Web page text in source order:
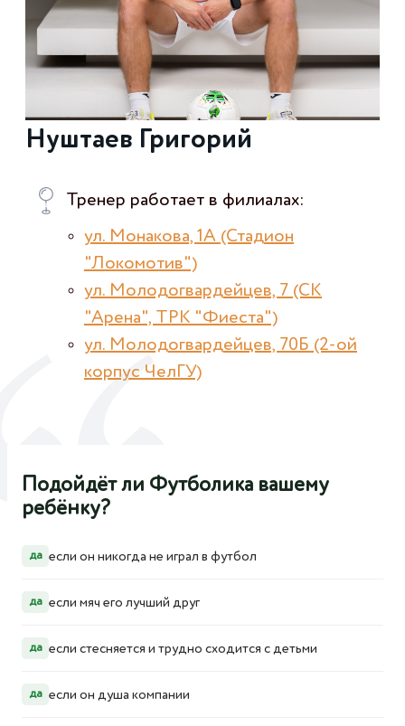
Нуштаев Григорий
Тренер работает в филиалах:
ул. Монакова, 1А (Стадион
"Локомотив")
ул. Молодогвардейцев, 7 (СК
"Арена", ТРК "Фиеста")
ул. Молодогвардейцев, 70Б (2-ой
корпус ЧелГУ)
Подойдёт ли Футболика вашему
ребёнку?
да если он никогда не играл в футбол
да если мяч его лучший друг
да если стесняется и трудно сходится с детьми
да если он душа компании